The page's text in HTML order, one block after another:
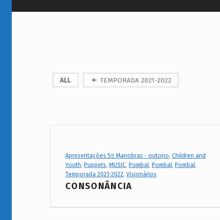
C
ALL TEMPORADA 2021-2022
Apresentações 5º Manobras - outono,Children and
Youth,Puppets,MUSIC,Pombal,Pombal,Pombal,
Temporada 2021-2022,Visionários
CONSONÂNCIA